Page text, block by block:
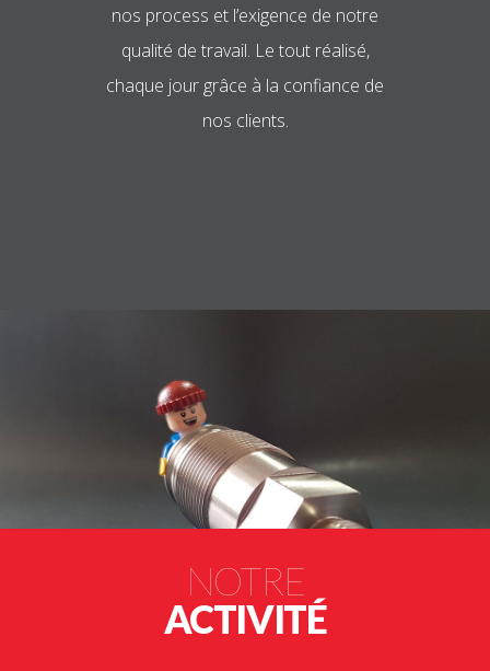
nos process et l’exigence de notre
qualité de travail. Le tout réalisé,
chaque jour grâce à la confiance de
nos clients.
NOTRE
ACTIVITÉ